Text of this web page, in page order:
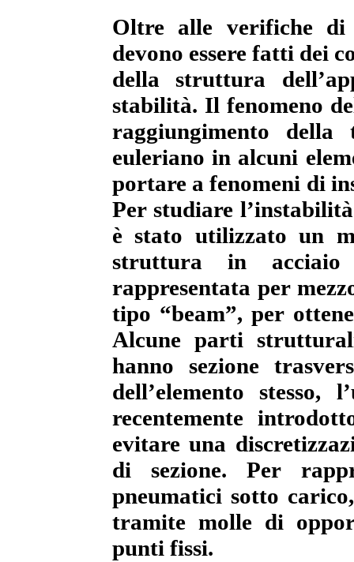
Oltre alle verifiche di
devono essere fatti dei
della struttura
stabilità. Il fenomeno
raggiungimento
euleriano in alcuni
portare a fenomeni di
Per studiare
è stato utilizzato un
struttura in
rappresentata per
tipo “beam”, per
Alcune parti
hanno sezione
dell’elemento stesso,
recentemente
evitare una
di sezione. Per
pneumatici sotto
tramite molle di
punti fissi.